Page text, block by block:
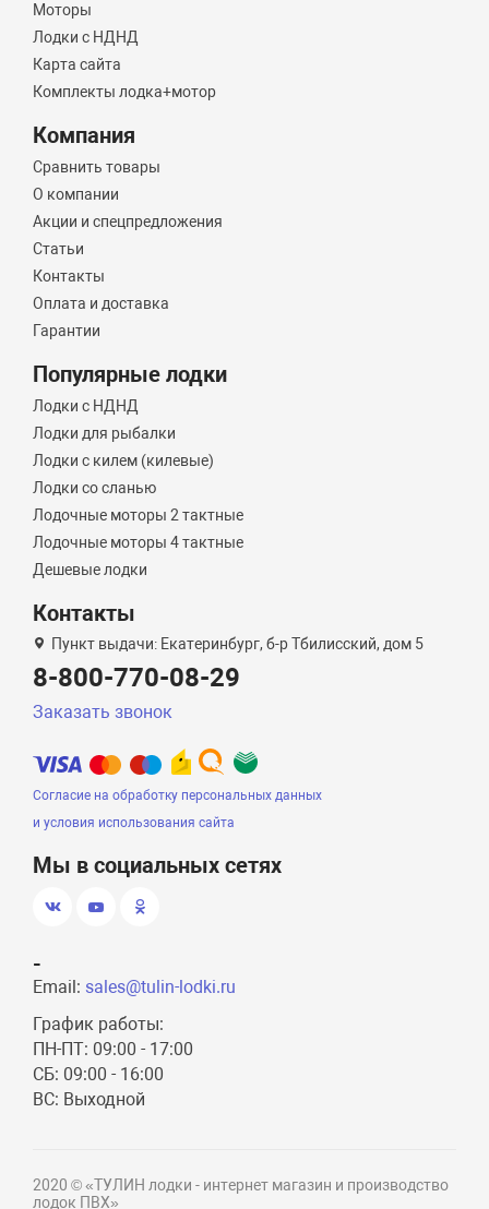
Моторы
Лодки с НДНД
Карта сайта
Комплекты лодка+мотор
Компания
Сравнить товары
О компании
Акции и спецпредложения
Статьи
Контакты
Оплата и доставка
Гарантии
Популярные лодки
Лодки с НДНД
Лодки для рыбалки
Лодки с килем (килевые)
Лодки со сланью
Лодочные моторы 2 тактные
Лодочные моторы 4 тактные
Дешевые лодки
Контакты
Пункт выдачи: Екатеринбург, б-р Тбилисский, дом 5
8-800-770-08-29
Заказать звонок
Согласие на обработку персональных данных
и условия использования сайта
Мы в социальных сетях
-
Email: sales@tulin-lodki.ru
График работы:
ПН-ПТ: 09:00 - 17:00
СБ: 09:00 - 16:00
ВС: Выходной
2020 © «ТУЛИН лодки - интернет магазин и производство
лодок ПВХ»